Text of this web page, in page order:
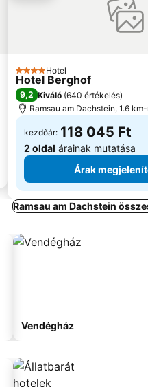
4 Kategória
Hotel
Hotel Berghof
9,2 Kiváló (640 értékelés)
Ramsau am Dachstein, 1.6
kezdőár: 118 045 Ft
2 oldal árainak mutatása
Árak
Ramsau am Dachstein
Vendégház